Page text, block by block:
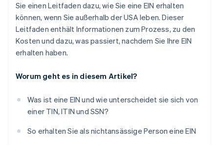
Sie einen Leitfaden dazu, wie Sie eine EIN erhalten
können, wenn Sie außerhalb der USA leben. Dieser
Leitfaden enthält Informationen zum Prozess, zu den
Kosten und dazu, was passiert, nachdem Sie Ihre EIN
erhalten haben.
Worum geht es in diesem Artikel?
Was ist eine EIN und wie unterscheidet sie sich von
einer TIN, ITIN und SSN?
So erhalten Sie als nichtansässige Person eine EIN